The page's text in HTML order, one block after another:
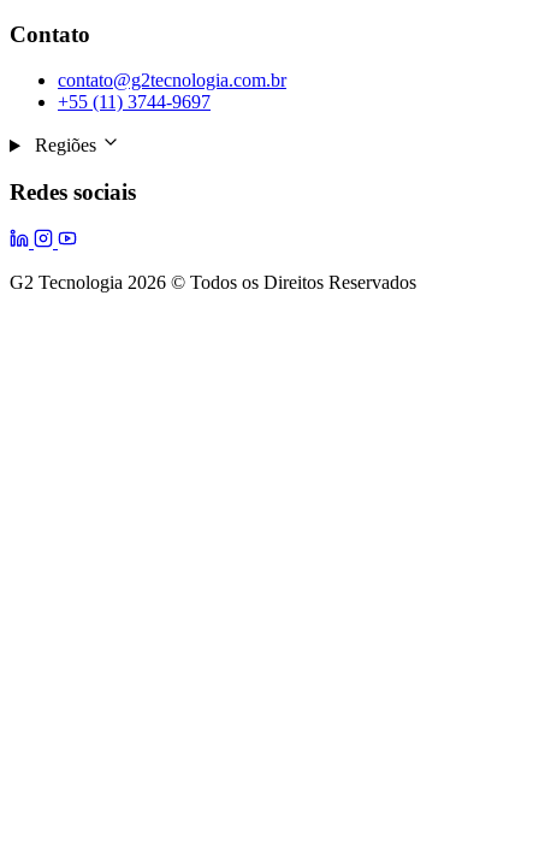
Contato
contato@g2tecnologia.com.br
+55 (11) 3744-9697
Regiões
Redes sociais
G2 Tecnologia 2026 © Todos os Direitos Reservados